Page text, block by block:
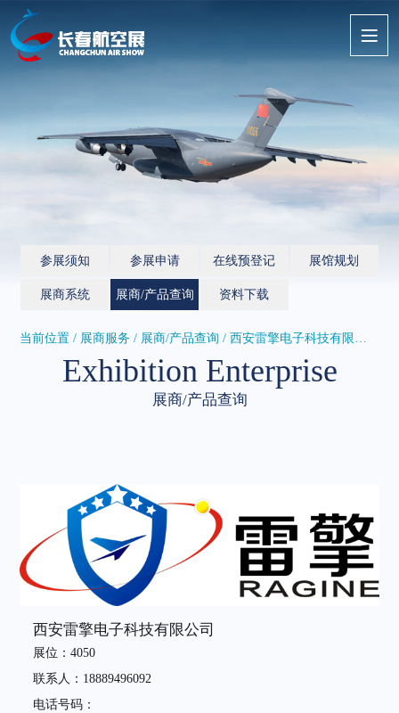
参展须知 参展申请 在线预登记 展馆规划
展商系统 展商/产品查询 资料下载
当前位置 / 展商服务 / 展商/产品查询 / 西安雷擎电子科技有限公司
Exhibition Enterprise
展商/产品查询
西安雷擎电子科技有限公司
展位：4050
联系人：18889496092
电话号码：